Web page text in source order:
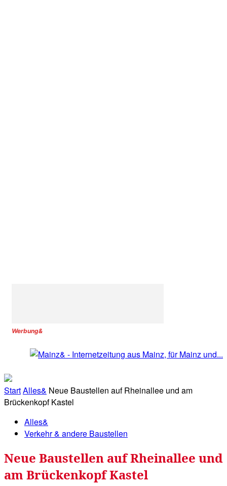
Werbung&
StartAlles& Neue Baustellen auf Rheinallee und am
Brückenkopf Kastel
Alles&
Verkehr & andere Baustellen
Neue Baustellen auf Rheinallee und
am Brückenkopf Kastel